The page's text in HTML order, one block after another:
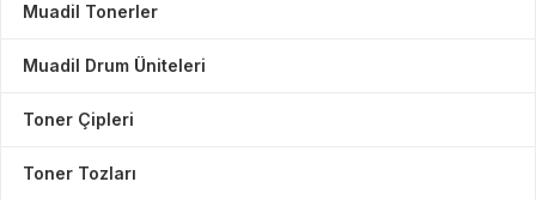
Muadil Tonerler
Muadil Drum Üniteleri
Toner Çipleri
Toner Tozları